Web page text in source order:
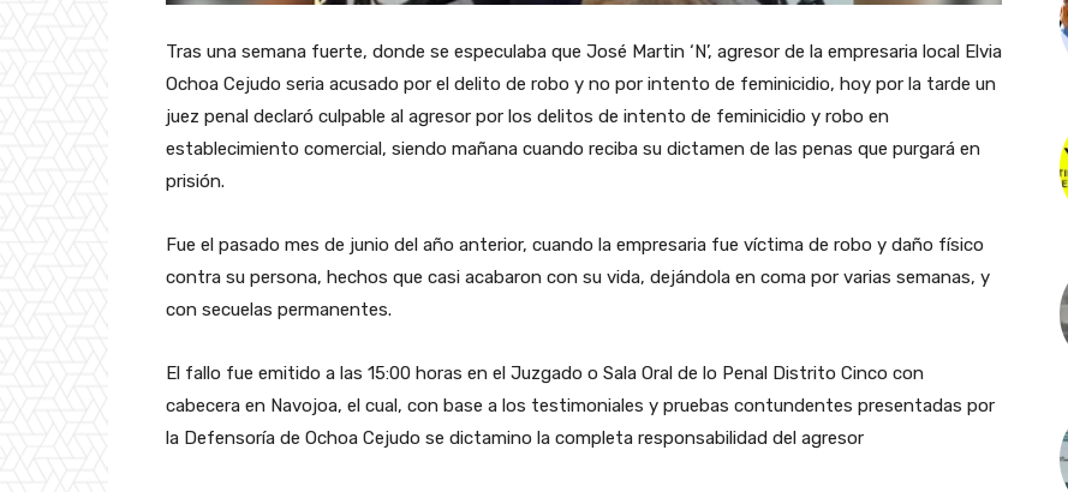
Tras una semana fuerte, donde se especulaba que José Martin ‘N’, agresor de la empresaria local Elvia
Ochoa Cejudo seria acusado por el delito de robo y no por intento de feminicidio, hoy por la tarde un
juez penal declaró culpable al agresor por los delitos de intento de feminicidio y robo en
establecimiento comercial, siendo mañana cuando reciba su dictamen de las penas que purgará en
prisión.
Fue el pasado mes de junio del año anterior, cuando la empresaria fue víctima de robo y daño físico
contra su persona, hechos que casi acabaron con su vida, dejándola en coma por varias semanas, y
con secuelas permanentes.
El fallo fue emitido a las 15:00 horas en el Juzgado o Sala Oral de lo Penal Distrito Cinco con
cabecera en Navojoa, el cual, con base a los testimoniales y pruebas contundentes presentadas por
la Defensoría de Ochoa Cejudo se dictamino la completa responsabilidad del agresor